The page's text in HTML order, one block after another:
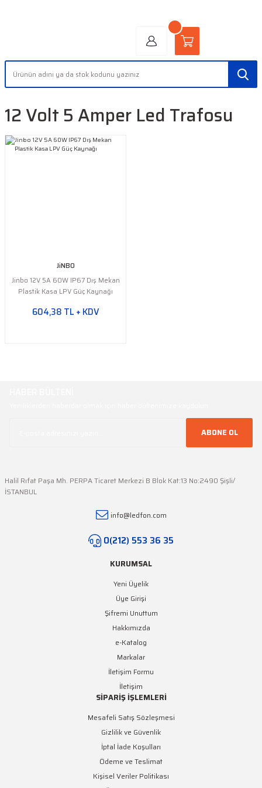
12 Volt 5 Amper Led Trafosu
JiNBO
Jinbo 12V 5A 60W IP67 Dış Mekan
Plastik Kasa LPV Güç Kaynağı
604,38 TL + KDV
ABONE OL
Halil Rıfat Paşa Mh. PERPA Ticaret Merkezi B Blok Kat:13 No:2490 Şişli/
İSTANBUL
info@ledfon.com
0(212) 553 36 35
KURUMSAL
Yeni Üyelik
Üye Girişi
Şifremi Unuttum
Hakkımızda
e-Katalog
Markalar
İletişim Formu
İletişim
SİPARİŞ İŞLEMLERİ
Mesafeli Satış Sözleşmesi
Gizlilik ve Güvenlik
İptal İade Koşulları
Ödeme ve Teslimat
Kişisel Veriler Politikası